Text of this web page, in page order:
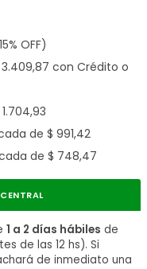
OFF)
3.409,87 con Crédito o
1.704,93
de $ 991,42
de $ 748,47
1 a 2 días hábiles de
de las 12 hs). Si
de inmediato una